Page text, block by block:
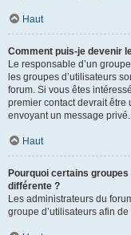
Haut
Comment puis-je devenir
Le responsable d’un
les groupes d’utilisateurs
forum. Si vous êtes
premier contact devrait être
envoyant un message privé.
Haut
Pourquoi certains
différente ?
Les administrateurs du
groupe d’utilisateurs afin